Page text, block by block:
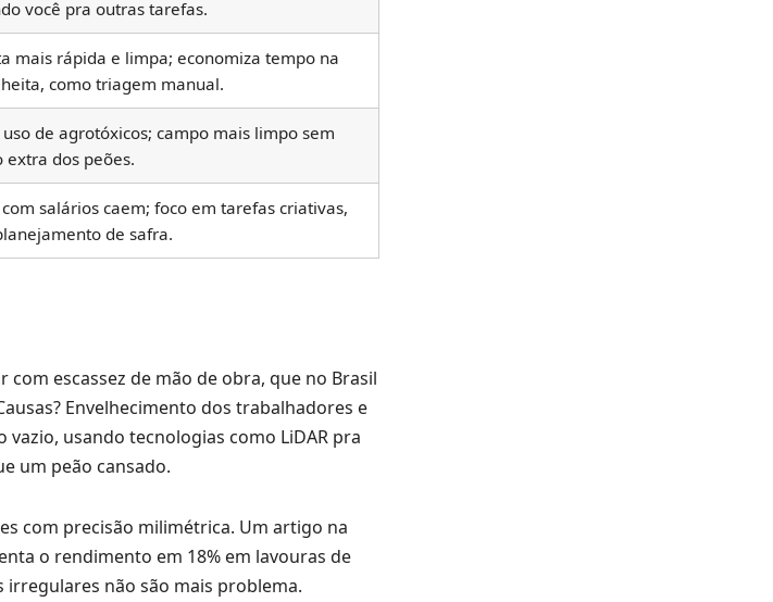
você pra outras tarefas.
mais rápida e limpa; economiza tempo na
como triagem manual.
de agrotóxicos; campo mais limpo sem
extra dos peões.
com salários caem; foco em tarefas criativas,
de safra.
escassez de mão de obra, que no Brasil
Envelhecimento dos trabalhadores e
usando tecnologias como LiDAR pra
um peão cansado.
com precisão milimétrica. Um artigo na
o rendimento em 18% em lavouras de
irregulares não são mais problema.